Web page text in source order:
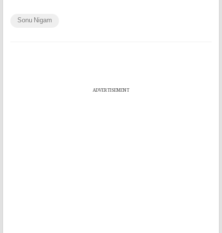
Sonu Nigam
ADVERTISEMENT